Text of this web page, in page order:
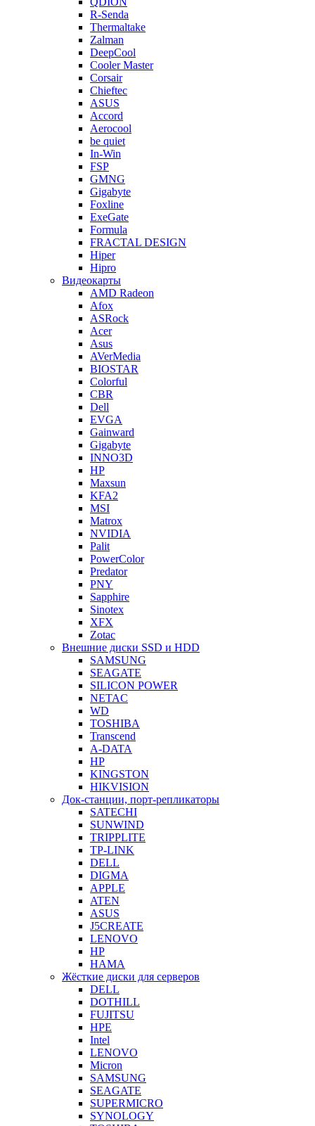
R-Senda
Thermaltake
Zalman
DeepCool
Cooler Master
Corsair
Chieftec
ASUS
Accord
Aerocool
be quiet
In-Win
FSP
GMNG
Gigabyte
Foxline
ExeGate
Formula
FRACTAL DESIGN
Hiper
Hipro
Видеокарты
AMD Radeon
Afox
ASRock
Acer
Asus
AVerMedia
BIOSTAR
Colorful
CBR
Dell
EVGA
Gainward
Gigabyte
INNO3D
HP
Maxsun
KFA2
MSI
Matrox
NVIDIA
Palit
PowerColor
Predator
PNY
Sapphire
Sinotex
XFX
Zotac
Внешние диски SSD и HDD
SAMSUNG
SEAGATE
SILICON POWER
NETAC
WD
TOSHIBA
Transcend
A-DATA
HP
KINGSTON
HIKVISION
Док-станции, порт-репликаторы
SATECHI
SUNWIND
TRIPPLITE
TP-LINK
DELL
DIGMA
APPLE
ATEN
ASUS
J5CREATE
LENOVO
HP
HAMA
Жёсткие диски для серверов
DELL
DOTHILL
FUJITSU
HPE
Intel
LENOVO
Micron
SAMSUNG
SEAGATE
SUPERMICRO
SYNOLOGY